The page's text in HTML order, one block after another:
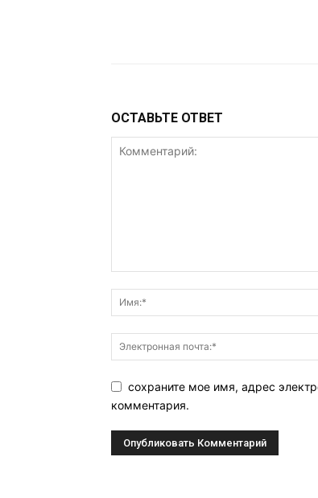
ОСТАВЬТЕ ОТВЕТ
сохраните мое имя, адрес
комментария.